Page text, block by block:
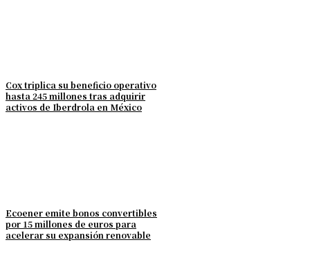
Cox triplica su beneficio operativo
hasta 245 millones tras adquirir
activos de Iberdrola en México
Ecoener emite bonos convertibles
por 15 millones de euros para
acelerar su expansión renovable